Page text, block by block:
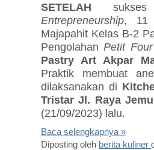
SETELAH
Entrepreneurship, 11
Majapahit Kelas B-2
PengolahanPetit Four
Pastry Art Akpar
Praktik membuat
dilaksanakan di
Tristar Jl. Raya
(21/09/2023) lalu.
Baca selengkapnya »
Diposting oleh berita kuliner